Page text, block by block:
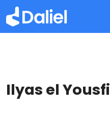
Ilyas el Yousfi